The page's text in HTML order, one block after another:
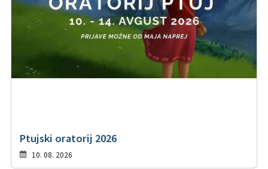
Ptujski oratorij 2026
10. 08. 2026